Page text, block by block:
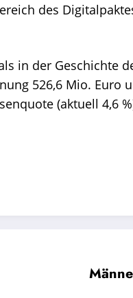
des
in der Geschichte
526,6 Mio. Euro
(aktuell 4,6